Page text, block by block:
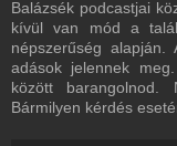
Most szól
Tudd meg mi szólt
Frekvenciák
Balázsék frekvencia
Balázsék podcastjai
kívül van mód a
népszerűség alapján.
adások jelennek
között barangolnod.
Bármilyen kérdés